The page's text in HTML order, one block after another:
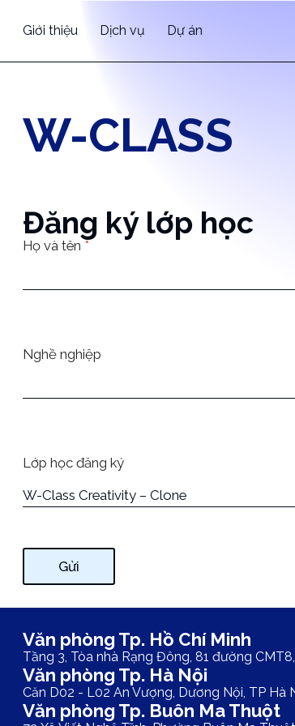
Giới thiệu Dịch vụ Dự án
W-CLASS
Đăng ký lớp học
Họ và tên *
Nghề nghiệp
Lớp học đăng ký
Gửi
Văn phòng Tp. Hồ Chí Minh
Tầng 3, Tòa nhà Rạng Đông, 81 đường
Văn phòng Tp. Hà Nội
Căn D02 - L02 An Vượng, Dương Nội, TP Hà
Văn phòng Tp. Buôn Ma Thuột